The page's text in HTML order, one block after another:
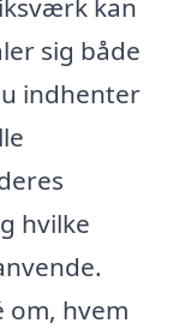
kan
sig både
indhenter
hvilke
om, hvem